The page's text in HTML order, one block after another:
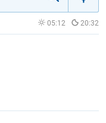
05:12 20:32